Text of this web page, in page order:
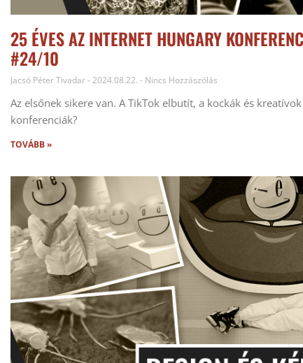
25 ÉVES AZ INTERNET HUNGARY
#24/10
Jacsó Péter Tivadar 2024.08.22. Nincs Hozzászólás
Az elsőnek sikere van. A TikTok elbutít, a kockák és
konferenciák?
TOVÁBB »